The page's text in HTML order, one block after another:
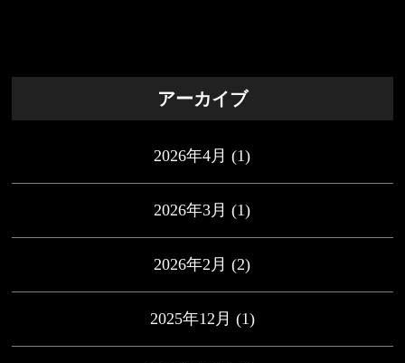
アーカイブ
2026年4月 (1)
2026年3月 (1)
2026年2月 (2)
2025年12月 (1)